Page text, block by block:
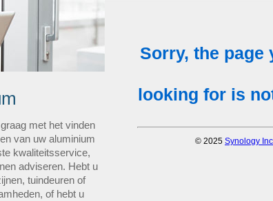
met het vinden
van uw aluminium
kwaliteitsservice,
adviseren. Hebt u
tuindeuren of
of hebt u